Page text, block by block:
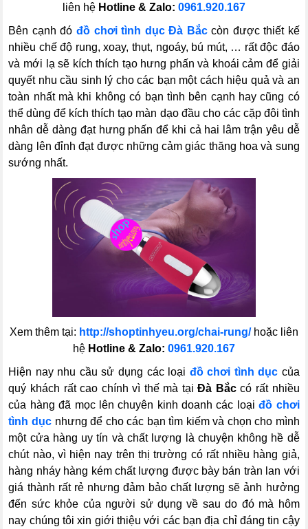
liên hệ Hotline & Zalo: 0961.920.167
Bên cạnh đó đồ chơi tình dục Đà Bắccòn được thiết kế
nhiều chế độ rung, xoay, thụt, ngoáy, bú mút, … rất độc đáo
và mới lạ sẽ kích thích tạo hưng phấn và khoái cảm để giải
quyết nhu cầu sinh lý cho các bạn một cách hiệu quả và an
toàn nhất mà khi không có bạn tình bên cạnh hay cũng có
thể dùng để kích thích tạo màn dạo đầu cho các cặp đôi tình
nhân dễ dàng đạt hưng phấn để khi cả hai lâm trận yêu dễ
dàng lên đỉnh đạt được những cảm giác thăng hoa và sung
sướng nhất.
Xem thêm tại: http://shoptinhyeu.org/chai-rung/hoặc liên
hệ Hotline & Zalo: 0961.920.167
Hiện nay nhu cầu sử dụng các loại đồ chơi tình dục của
quý khách rất cao chính vì thế mà tạiĐà Bắccó rất nhiều
của hàng đã mọc lên chuyên kinh doanh các loạiđồ chơi
tình dục nhưng để cho các bạn tìm kiếm và chọn cho mình
một cửa hàng uy tín và chất lượng là chuyện không hề dễ
chút nào, vì hiện nay trên thị trường có rất nhiều hàng giả,
hàng nháy hàng kém chất lượng được bày bán tràn lan với
giá thành rất rẻ nhưng đảm bảo chất lượng sẽ ảnh hưởng
đến sức khỏe của người sử dụng về sau do đó mà hôm
nay chúng tôi xin giới thiệu với các bạn địa chỉ đáng tin cậy